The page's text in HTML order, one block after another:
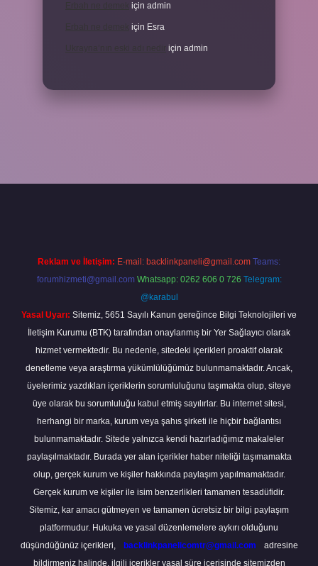
için admin
için Esra
için admin
Reklam ve İletişim: E-mail: backlinkpaneli@gmail.com Teams:
forumhizmeti@gmail.com Whatsapp: 0262 606 0 726 Telegram:
@karabul
Yasal Uyarı: Sitemiz, 5651 Sayılı Kanun gereğince Bilgi Teknolojileri ve
İletişim Kurumu (BTK) tarafından onaylanmış bir Yer Sağlayıcı olarak
hizmet vermektedir. Bu nedenle, sitedeki içerikleri proaktif olarak
denetleme veya araştırma yükümlülüğümüz bulunmamaktadır. Ancak,
üyelerimiz yazdıkları içeriklerin sorumluluğunu taşımakta olup, siteye
üye olarak bu sorumluluğu kabul etmiş sayılırlar. Bu internet sitesi,
herhangi bir marka, kurum veya şahıs şirketi ile hiçbir bağlantısı
bulunmamaktadır. Sitede yalnızca kendi hazırladığımız makaleler
paylaşılmaktadır. Burada yer alan içerikler haber niteliği taşımamakta
olup, gerçek kurum ve kişiler hakkında paylaşım yapılmamaktadır.
Gerçek kurum ve kişiler ile isim benzerlikleri tamamen tesadüfidir.
Sitemiz, kar amacı gütmeyen ve tamamen ücretsiz bir bilgi paylaşım
platformudur. Hukuka ve yasal düzenlemelere aykırı olduğunu
düşündüğünüz içerikleri,
backlinkpanelicomtr@gmail.com
adresine
bildirmeniz halinde, ilgili içerikler yasal süre içerisinde sitemizden